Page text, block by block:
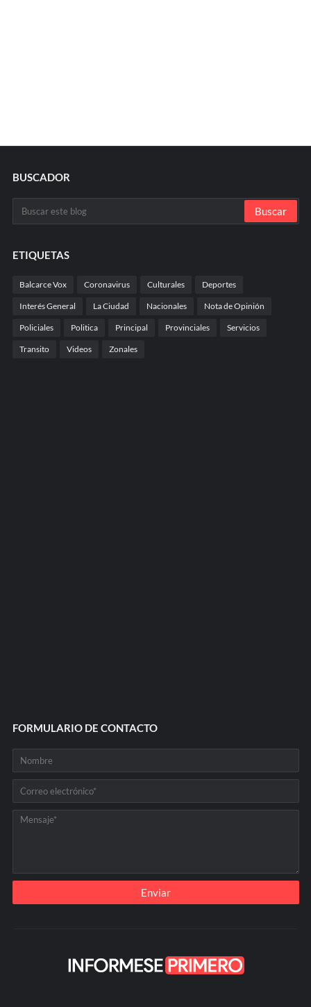
BUSCADOR
ETIQUETAS
Balcarce Vox Coronavirus Culturales Deportes
Interés General La Ciudad Nacionales Nota de Opinión
Policiales Politica Principal Provinciales Servicios
Transito Videos Zonales
FORMULARIO DE CONTACTO